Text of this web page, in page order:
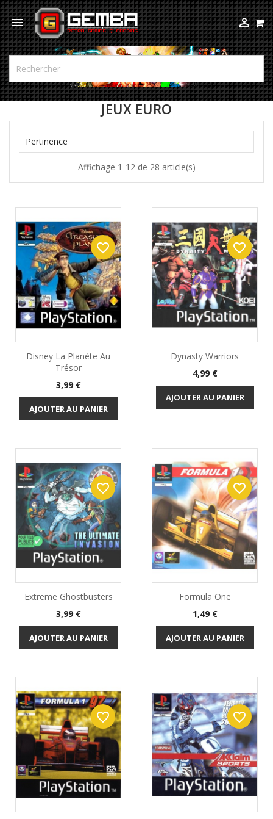
 
JEUX EURO
Pertinence
Affichage 1-12 de 28 article(s)
Disney La Planète Au
Trésor
Prix
3,99 €
AJOUTER AU PANIER
favorite_border
Dynasty Warriors
Prix
4,99 €
AJOUTER AU PANIER
favorite_border
Extreme Ghostbusters
Prix
3,99 €
AJOUTER AU PANIER
favorite_border
Formula One
Prix
1,49 €
AJOUTER AU PANIER
favorite_border
favorite_border favorite_border